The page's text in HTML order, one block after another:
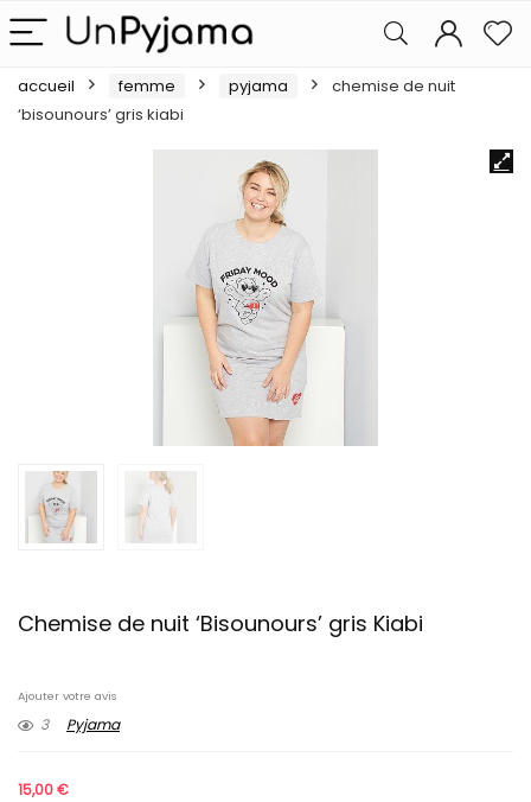
accueil femme pyjama
chemise de nuit
‘bisounours’ gris kiabi
Chemise de nuit ‘Bisounours’ gris Kiabi
Ajouter votre avis
3 Pyjama
15,00€